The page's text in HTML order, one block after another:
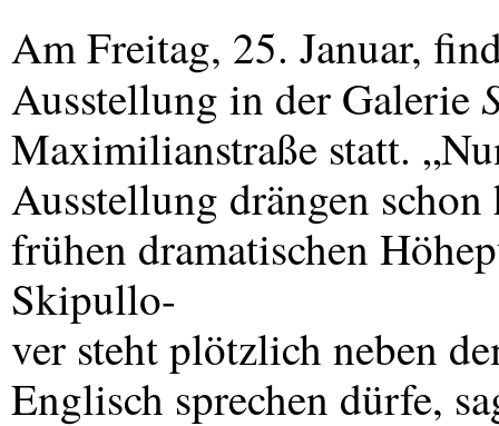
Am Freitag, 25. Januar,
Ausstellung in der Galerie
Maximilianstraße statt.
Ausstellung drängen
frühen dramatischen
Skipullo-
ver steht plötzlich neben
Englisch sprechen dürfe,